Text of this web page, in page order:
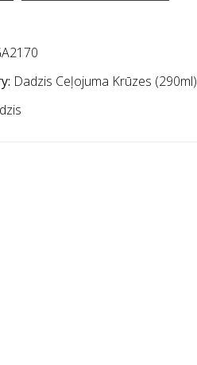
Dadzis Ceļojuma Krūzes (290ml)